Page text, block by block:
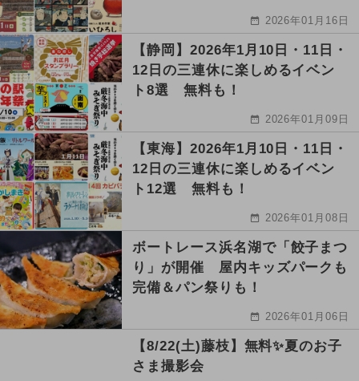
2026年01月16日
【静岡】2026年1月10日・11日・
12日の三連休に楽しめるイベン
ト8選 無料も！
2026年01月09日
【東海】2026年1月10日・11日・
12日の三連休に楽しめるイベン
ト12選 無料も！
2026年01月08日
ボートレース浜名湖で「餃子まつ
り」が開催 屋内キッズパークも
完備＆パン祭りも！
2026年01月06日
【8/22(土)藤枝】無料✨夏のお子
さま撮影会